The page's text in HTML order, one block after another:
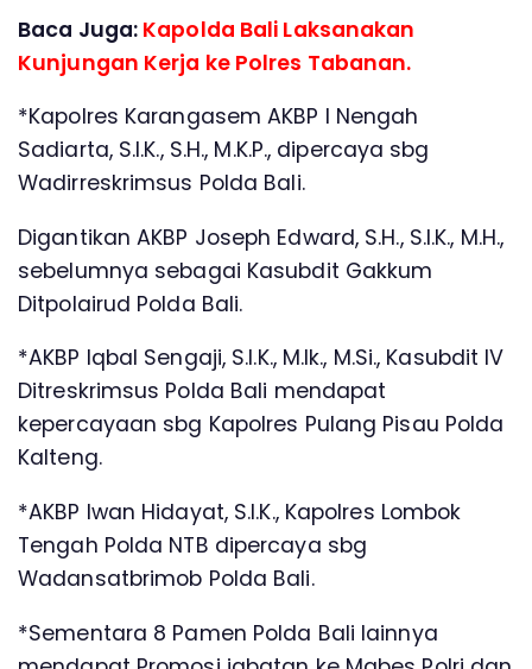
Baca Juga: Kapolda Bali Laksanakan
Kunjungan Kerja ke Polres Tabanan.
*Kapolres Karangasem AKBP I Nengah
Sadiarta, S.I.K., S.H., M.K.P., dipercaya sbg
Wadirreskrimsus Polda Bali.
Digantikan AKBP Joseph Edward, S.H., S.I.K., M.H.,
sebelumnya sebagai Kasubdit Gakkum
Ditpolairud Polda Bali.
*AKBP Iqbal Sengaji, S.I.K., M.Ik., M.Si., Kasubdit IV
Ditreskrimsus Polda Bali mendapat
kepercayaan sbg Kapolres Pulang Pisau Polda
Kalteng.
*AKBP Iwan Hidayat, S.I.K., Kapolres Lombok
Tengah Polda NTB dipercaya sbg
Wadansatbrimob Polda Bali.
*Sementara 8 Pamen Polda Bali lainnya